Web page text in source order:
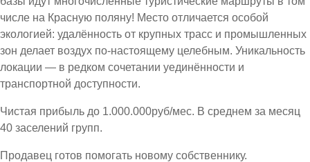
числе на Красную поляну! Место отличается особой
экологией: удалённость от крупных трасс и промышленных
зон делает воздух по-настоящему целебным. Уникальность
локации — в редком сочетании уединённости и
транспортной доступности.
Чистая прибыль до 1.000.000руб/мес. В среднем за месяц
40 заселений групп.
Продавец готов помогать новому собственнику.